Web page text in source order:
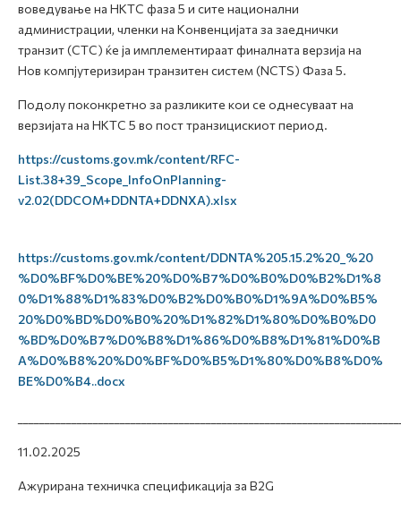
воведување на НКТС фаза 5 и сите национални
администрации, членки на Конвенцијата за заеднички
транзит (CTC) ќе ја имплементираат финалната верзија на
Нов компјутеризиран транзитен систем (NCTS) Фаза 5.
Подолу поконкретно за разликите кои се однесуваат на
верзијата на НКТС 5 во пост транзицискиот период.
https://customs.gov.mk/content/RFC-
List.38+39_Scope_InfoOnPlanning-
v2.02(DDCOM+DDNTA+DDNXA).xlsx
https://customs.gov.mk/content/DDNTA%205.15.2%20_%20
%D0%BF%D0%BE%20%D0%B7%D0%B0%D0%B2%D1%8
0%D1%88%D1%83%D0%B2%D0%B0%D1%9A%D0%B5%
20%D0%BD%D0%B0%20%D1%82%D1%80%D0%B0%D0
%BD%D0%B7%D0%B8%D1%86%D0%B8%D1%81%D0%B
A%D0%B8%20%D0%BF%D0%B5%D1%80%D0%B8%D0%
BE%D0%B4..docx
11.02.2025
Ажурирана техничка спецификација за B2G